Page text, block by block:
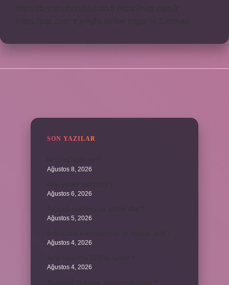
SON YAZILAR
Ağustos 8, 2026
Ağustos 6, 2026
Ağustos 5, 2026
Ağustos 4, 2026
Ağustos 4, 2026